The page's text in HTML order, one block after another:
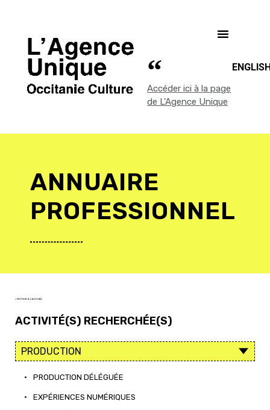
Accéder ici à la page
de L'Agence Unique
ANNUAIRE
PROFESSIONNEL
< RETOUR À L'ACCUEIL
ACTIVITÉ(S) RECHERCHÉE(S)
• PRODUCTION DÉLÉGUÉE
• EXPÉRIENCES NUMÉRIQUES